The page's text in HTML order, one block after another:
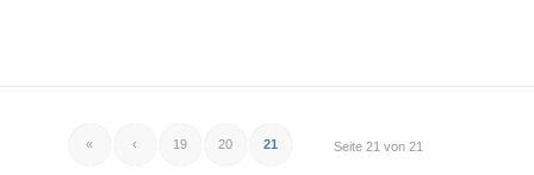
Seite 21 von 21
« ‹ 19 20 21